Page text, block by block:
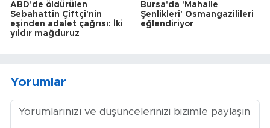
ABD'de öldürülen
Sebahattin Çiftçi'nin
eşinden adalet çağrısı: İki
yıldır mağduruz
Bursa'da 'Mahalle
Şenlikleri' Osmangazilileri
eğlendiriyor
Yorumlar